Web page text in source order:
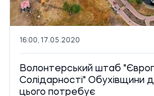
16:00, 17.05.2020
Волонтерський штаб
Солідарності" Обухівщини
цього потребує